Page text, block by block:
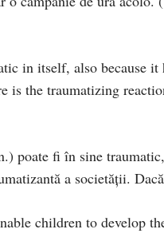
in itself, also because
is the traumatizing
poate fi în sine
a societăţii.
children to develop